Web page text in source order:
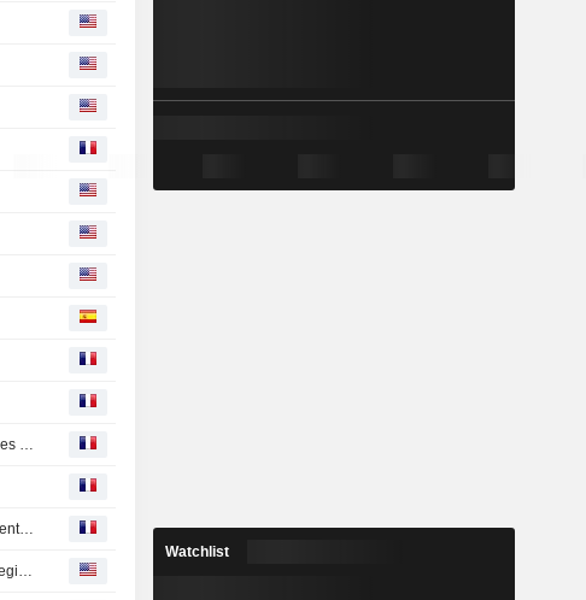
Avis d'analystes du jour : Stellantis toujours sous pression, KBW revalorise les banques françaises
Société Générale : Mise à disposition du deuxième amendement au document d’enregistrement universel 2026 et du rapport financier semestriel
Societe Generale: Availability of the second amendment to 2026 universal registration document and of the interim financial report
Watchlist